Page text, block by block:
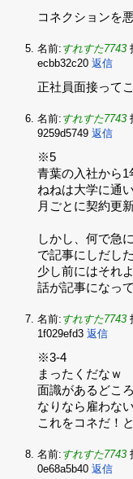
コネクションを
名前: すれすた7743
ecbb32c20 返信
正社員面接って
名前: すれすた7743
9259d5749 返信
※5‌
青葉の入社から1
ねねは大学に通
月ごとに契約更
しかし、何で急
で記事にしだし
少し前にはそれ
話が記事になっ
名前: すれすた7743
1f029efd3 返信
※3-4‌
まったくだなｗ‌
面識があるどこ
なりなら雇わな
これをコネだ！
名前: すれすた7743
0e68a5b40 返信